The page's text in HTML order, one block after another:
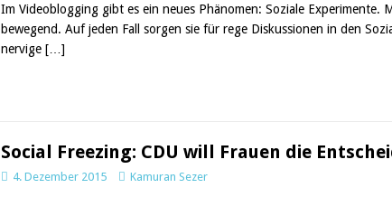
Im Videoblogging gibt es ein neues Phänomen: Soziale Experimente.
bewegend. Auf jeden Fall sorgen sie für rege Diskussionen in den
nervige […]
Social Freezing: CDU will Frauen die
4. Dezember 2015 Kamuran Sezer